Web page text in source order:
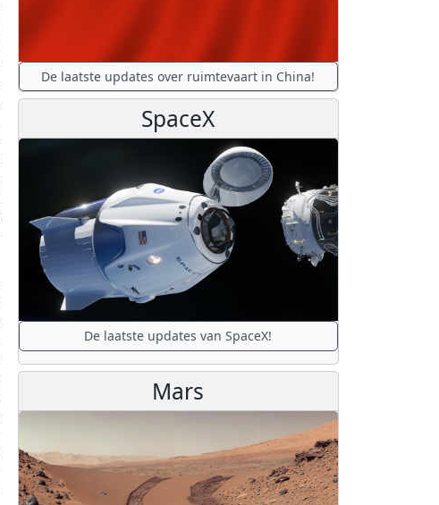
De laatste updates over ruimtevaart in China!
SpaceX
De laatste updates van SpaceX!
Mars